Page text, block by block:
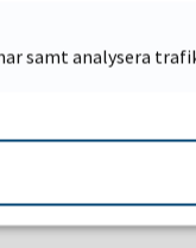
samt analysera